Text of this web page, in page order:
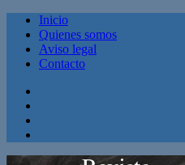
Inicio
Quienes somos
Aviso legal
Contacto